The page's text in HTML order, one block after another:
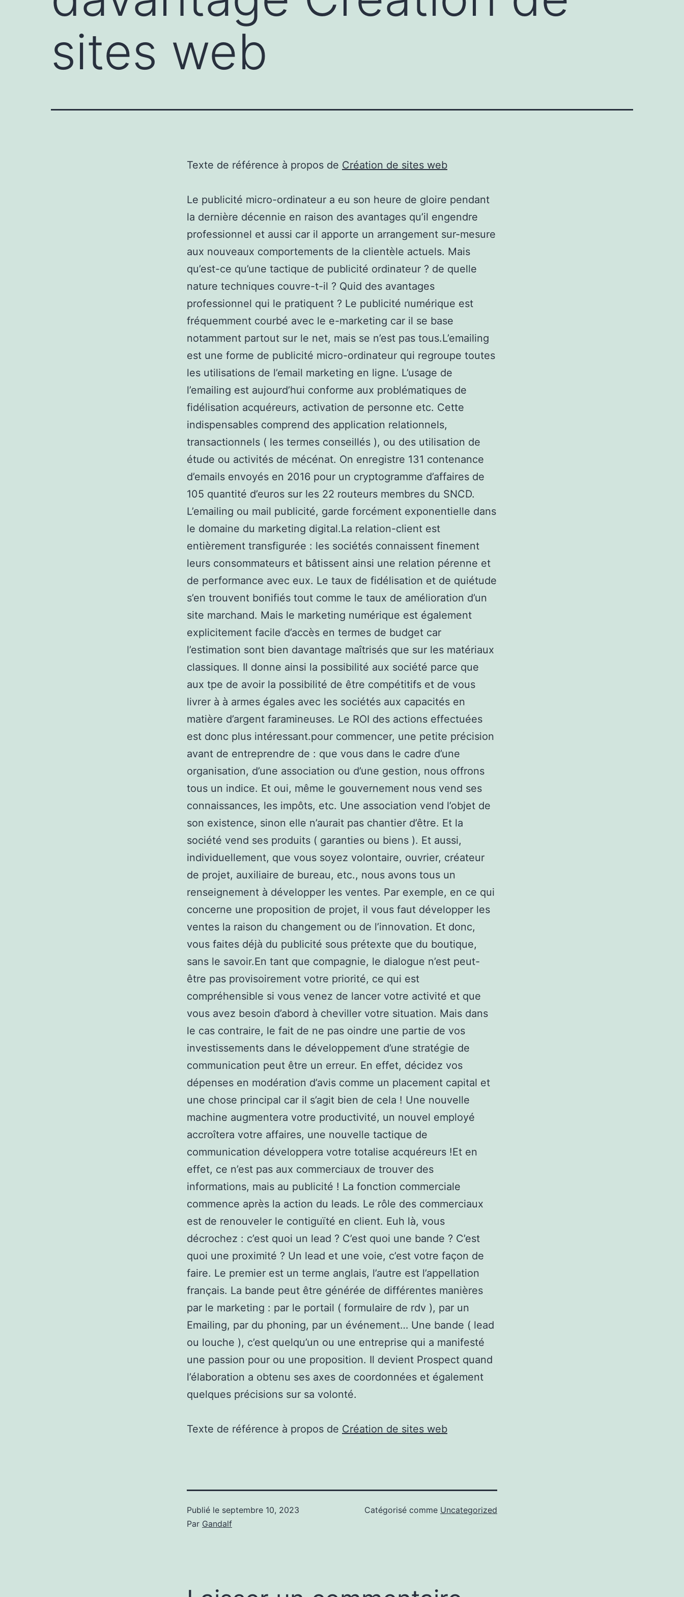
sites web
Texte de référence à propos de Création de sites web
Le publicité micro-ordinateur a eu son heure de gloire pendant
la dernière décennie en raison des avantages qu’il engendre
professionnel et aussi car il apporte un arrangement sur-mesure
aux nouveaux comportements de la clientèle actuels. Mais
qu’est-ce qu’une tactique de publicité ordinateur ? de quelle
nature techniques couvre-t-il ? Quid des avantages
professionnel qui le pratiquent ? Le publicité numérique est
fréquemment courbé avec le e-marketing car il se base
notamment partout sur le net, mais se n’est pas tous.L’emailing
est une forme de publicité micro-ordinateur qui regroupe toutes
les utilisations de l’email marketing en ligne. L’usage de
l’emailing est aujourd’hui conforme aux problématiques de
fidélisation acquéreurs, activation de personne etc. Cette
indispensables comprend des application relationnels,
transactionnels ( les termes conseillés ), ou des utilisation de
étude ou activités de mécénat. On enregistre 131 contenance
d’emails envoyés en 2016 pour un cryptogramme d’affaires de
105 quantité d’euros sur les 22 routeurs membres du SNCD.
L’emailing ou mail publicité, garde forcément exponentielle dans
le domaine du marketing digital.La relation-client est
entièrement transfigurée : les sociétés connaissent finement
leurs consommateurs et bâtissent ainsi une relation pérenne et
de performance avec eux. Le taux de fidélisation et de quiétude
s’en trouvent bonifiés tout comme le taux de amélioration d’un
site marchand. Mais le marketing numérique est également
explicitement facile d’accès en termes de budget car
l’estimation sont bien davantage maîtrisés que sur les matériaux
classiques. Il donne ainsi la possibilité aux société parce que
aux tpe de avoir la possibilité de être compétitifs et de vous
livrer à à armes égales avec les sociétés aux capacités en
matière d’argent faramineuses. Le ROI des actions effectuées
est donc plus intéressant.pour commencer, une petite précision
avant de entreprendre de : que vous dans le cadre d’une
organisation, d’une association ou d’une gestion, nous offrons
tous un indice. Et oui, même le gouvernement nous vend ses
connaissances, les impôts, etc. Une association vend l’objet de
son existence, sinon elle n’aurait pas chantier d’être. Et la
société vend ses produits ( garanties ou biens ). Et aussi,
individuellement, que vous soyez volontaire, ouvrier, créateur
de projet, auxiliaire de bureau, etc., nous avons tous un
renseignement à développer les ventes. Par exemple, en ce qui
concerne une proposition de projet, il vous faut développer les
ventes la raison du changement ou de l’innovation. Et donc,
vous faites déjà du publicité sous prétexte que du boutique,
sans le savoir.En tant que compagnie, le dialogue n’est peut-
être pas provisoirement votre priorité, ce qui est
compréhensible si vous venez de lancer votre activité et que
vous avez besoin d’abord à cheviller votre situation. Mais dans
le cas contraire, le fait de ne pas oindre une partie de vos
investissements dans le développement d’une stratégie de
communication peut être un erreur. En effet, décidez vos
dépenses en modération d’avis comme un placement capital et
une chose principal car il s’agit bien de cela ! Une nouvelle
machine augmentera votre productivité, un nouvel employé
accroîtera votre affaires, une nouvelle tactique de
communication développera votre totalise acquéreurs !Et en
effet, ce n’est pas aux commerciaux de trouver des
informations, mais au publicité ! La fonction commerciale
commence après la action du leads. Le rôle des commerciaux
est de renouveler le contiguïté en client. Euh là, vous
décrochez : c’est quoi un lead ? C’est quoi une bande ? C’est
quoi une proximité ? Un lead et une voie, c’est votre façon de
faire. Le premier est un terme anglais, l’autre est l’appellation
français. La bande peut être générée de différentes manières
par le marketing : par le portail ( formulaire de rdv ), par un
Emailing, par du phoning, par un événement… Une bande ( lead
ou louche ), c’est quelqu’un ou une entreprise qui a manifesté
une passion pour ou une proposition. Il devient Prospect quand
l’élaboration a obtenu ses axes de coordonnées et également
quelques précisions sur sa volonté.
Texte de référence à propos de Création de sites web
Publié le septembre 10, 2023
Par Gandalf
Catégorisé comme Uncategorized